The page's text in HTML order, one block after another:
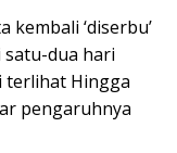
‘diserbu’
dua hari
terlihat Hingga
pengaruhnya